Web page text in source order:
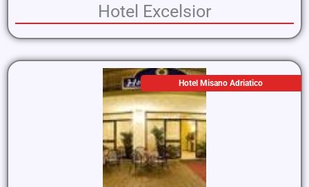
Hotel Excelsior
Hotel Misano Adriatico